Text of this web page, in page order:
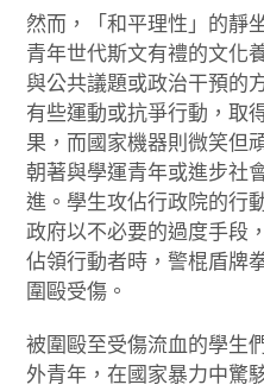
然而，「和平理性」的靜
青年世代斯文有禮的文化
與公共議題或政治干預的
有些運動或抗爭行動，取
果，而國家機器則微笑但
朝著與學運青年或進步社
進。學生攻佔行政院的行
政府以不必要的過度手段
佔領行動者時，警棍盾牌
圍毆受傷。
被圍毆至受傷流血的學生
外青年，在國家暴力中驚